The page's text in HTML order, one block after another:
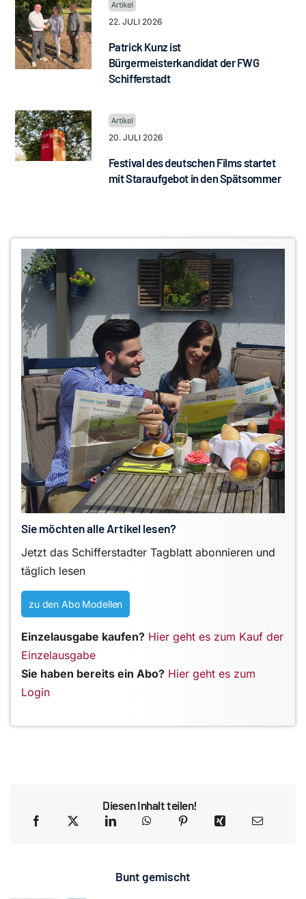
22. JULI 2026
Patrick Kunz ist
Bürgermeisterkandidat der FWG
Schifferstadt
20. JULI 2026
Festival des deutschen Films startet
mit Staraufgebot in den Spätsommer
Sie möchten alle Artikel lesen?
Jetzt das Schifferstadter Tagblatt abonnieren und
täglich lesen
zu den Abo Modellen
Einzelausgabe kaufen? Hier geht es zum Kauf der
Einzelausgabe
Sie haben bereits ein Abo? Hier geht es zum
Login
Diesen Inhalt teilen!
Bunt gemischt